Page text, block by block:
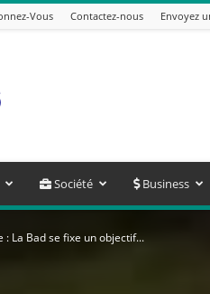
Vous Contactez-nous Envoyez
Société Business
La Bad se fixe un objectif...